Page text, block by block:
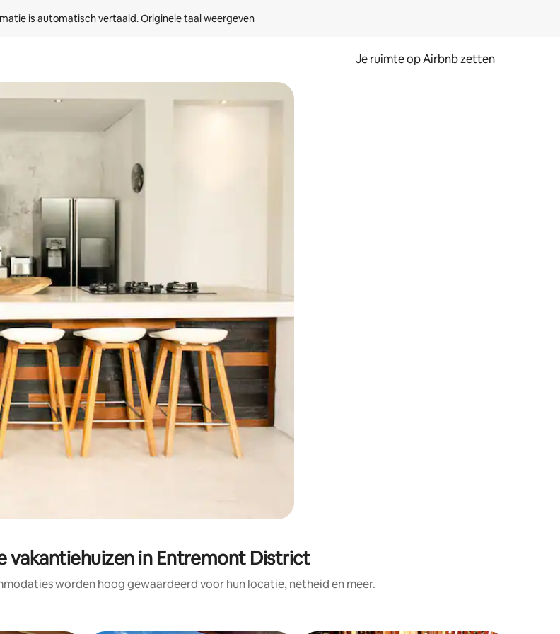
is automatisch vertaald. Originele taal weergeven
Je ruimte op Airbnb zetten
pijltjestoetsen omhoog en omlaag, óf door te tikken of swipen.
vakantiehuizen in Entremont District
worden hoog gewaardeerd voor hun locatie, netheid en meer.